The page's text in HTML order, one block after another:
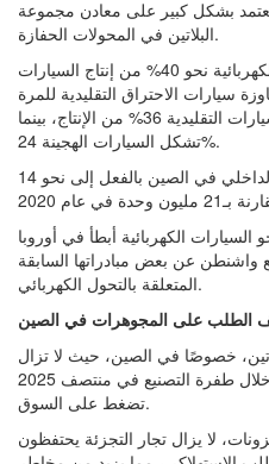
بشكل كبير على معادن مجموعة
البلاتين في المحولات الحفازة.
ومن المتوقع أن تمثل السيارات الكهربائية نحو 40% من إنتاج السيارات
سيارات الاحتراق التقليدية للمرة
الأولى. ومن المنتظر أن تمثل السيارات التقليدية 36% من الإنتاج، بينما
تشكل السيارات الهجينة 24%.
وقد انخفض إنتاج سيارات الاحتراق الداخلي في الصين بالفعل إلى نحو 14
السيارات الكهربائية أبطأ في أوروبا
واشنطن عن بعض مبادراتها السابقة
المتعلقة بالتحول الكهربائي.
الطلب على المجوهرات في الصين
خصوصًا في الصين، حيث لا تزال
المخزونات المرتفعة المتراكمة خلال طفرة التصنيع في منتصف 2025
تضغط على السوق.
لا يزال تجار التجزئة يحتفظون